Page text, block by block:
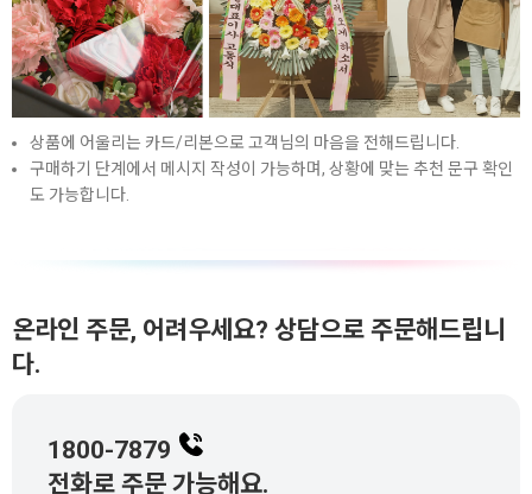
상품에 어울리는 카드/리본으로 고객님의 마음을 전해드립니다.
구매하기 단계에서 메시지 작성이 가능하며, 상황에 맞는 추천 문구 확인
도 가능합니다.
온라인 주문, 어려우세요? 상담으로 주문해드립니
다.
1800-7879
전화로 주문 가능해요.